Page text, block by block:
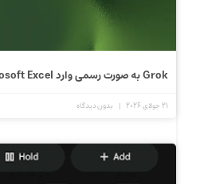
Grok به‌ صورت رسمی وارد Microsoft Excel شد
21 جولای 2026 بدون دیدگاه